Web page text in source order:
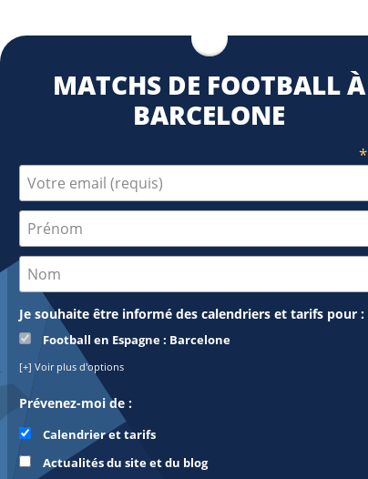
MATCHS DE FOOTBALL À
BARCELONE
*
Je souhaite être informé des calendriers et tarifs pour :
Football en Espagne : Barcelone
[+] Voir plus d'options
Prévenez-moi de :
Calendrier et tarifs
Actualités du site et du blog